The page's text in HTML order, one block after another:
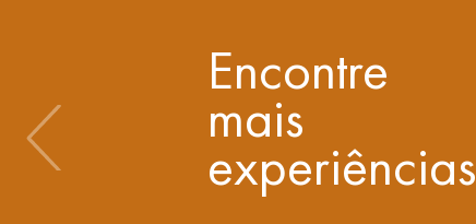
Encontre
mais
experiências